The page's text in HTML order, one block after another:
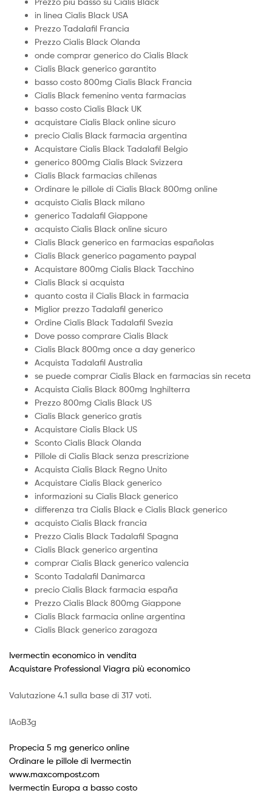
in linea Cialis Black USA
Prezzo Tadalafil Francia
Prezzo Cialis Black Olanda
onde comprar generico do Cialis Black
Cialis Black generico garantito
basso costo 800mg Cialis Black Francia
Cialis Black femenino venta farmacias
basso costo Cialis Black UK
acquistare Cialis Black online sicuro
precio Cialis Black farmacia argentina
Acquistare Cialis Black Tadalafil Belgio
generico 800mg Cialis Black Svizzera
Cialis Black farmacias chilenas
Ordinare le pillole di Cialis Black 800mg online
acquisto Cialis Black milano
generico Tadalafil Giappone
acquisto Cialis Black online sicuro
Cialis Black generico en farmacias españolas
Cialis Black generico pagamento paypal
Acquistare 800mg Cialis Black Tacchino
Cialis Black si acquista
quanto costa il Cialis Black in farmacia
Miglior prezzo Tadalafil generico
Ordine Cialis Black Tadalafil Svezia
Dove posso comprare Cialis Black
Cialis Black 800mg once a day generico
Acquista Tadalafil Australia
se puede comprar Cialis Black en farmacias sin receta
Acquista Cialis Black 800mg Inghilterra
Prezzo 800mg Cialis Black US
Cialis Black generico gratis
Acquistare Cialis Black US
Sconto Cialis Black Olanda
Pillole di Cialis Black senza prescrizione
Acquista Cialis Black Regno Unito
Acquistare Cialis Black generico
informazioni su Cialis Black generico
differenza tra Cialis Black e Cialis Black generico
acquisto Cialis Black francia
Prezzo Cialis Black Tadalafil Spagna
Cialis Black generico argentina
comprar Cialis Black generico valencia
Sconto Tadalafil Danimarca
precio Cialis Black farmacia españa
Prezzo Cialis Black 800mg Giappone
Cialis Black farmacia online argentina
Cialis Black generico zaragoza
Ivermectin economico in vendita
Acquistare Professional Viagra più economico
Valutazione 4.1 sulla base di 317 voti.
lAoB3g
Propecia 5 mg generico online
Ordinare le pillole di Ivermectin
www.maxcompost.com
Ivermectin Europa a basso costo